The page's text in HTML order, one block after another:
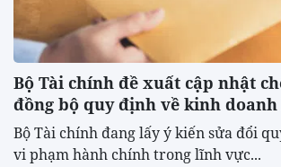
Bộ Tài chính đề xuất cập nhật
đồng bộ quy định về kinh
Bộ Tài chính đang lấy ý kiến sửa đổi
vi phạm hành chính trong lĩnh vực...